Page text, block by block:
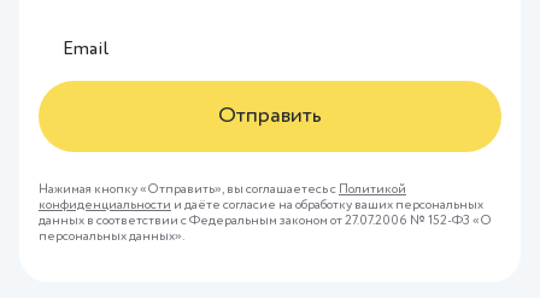
Отправить
Нажимая кнопку «Отправить», вы соглашаетесь с Политикой
конфиденциальности и даёте согласие на обработку ваших персональных
данных в соответствии с Федеральным законом от 27.07.2006 № 152-ФЗ «О
персональных данных».